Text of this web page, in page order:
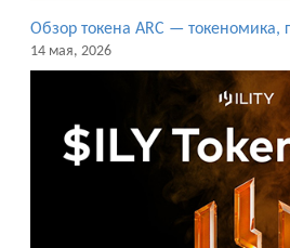
Обзор токена ARC — токеномика,
14 мая, 2026